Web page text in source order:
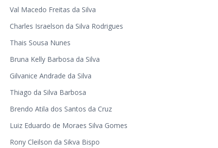
Val Macedo Freitas da Silva
Charles Israelson da Silva Rodrigues
Thais Sousa Nunes
Bruna Kelly Barbosa da Silva
Gilvanice Andrade da Silva
Thiago da Silva Barbosa
Brendo Atila dos Santos da Cruz
Luiz Eduardo de Moraes Silva Gomes
Rony Cleilson da Sikva Bispo